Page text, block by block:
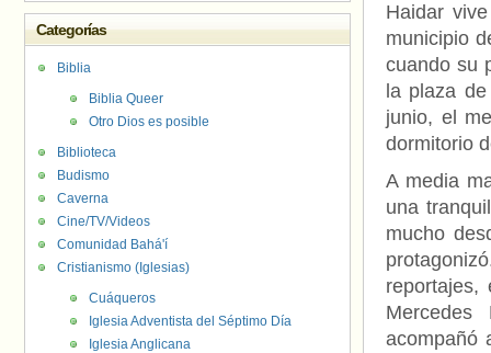
Haidar
municipio
cuando su
la plaza
junio, el
dormitorio
A media
una
mucho
acompañó
Categorías
Biblia
Biblia Queer
Otro Dios es posible
Biblioteca
Budismo
Caverna
Cine/TV/Videos
Comunidad Bahá'í
Cristianismo (Iglesias)
Cuáqueros
Iglesia Adventista del Séptimo Día
Iglesia Anglicana